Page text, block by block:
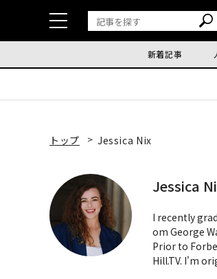
新着記事
トップ Jessica Nix
Jessica
I recently
om George
Prior to
Hill.TV. I'm